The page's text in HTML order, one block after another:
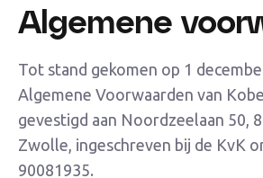
Algemene
Tot stand gekomen op 1
Algemene Voorwaarden van
gevestigd aan Noordzeelaan 50,
Zwolle, ingeschreven bij de KvK
90081935.